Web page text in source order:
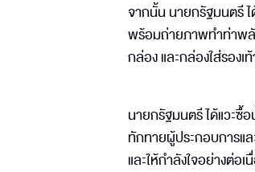
จากนั้น นายกรัฐมนตรี ไ
พร้อมถ่ายภาพทำท่าพลั
กล่อง และกล่องใส่รองเ
นายกรัฐมนตรี ได้แวะซื้
ทักทายผู้ประกอบการแ
และให้กำลังใจอย่างต่อเ